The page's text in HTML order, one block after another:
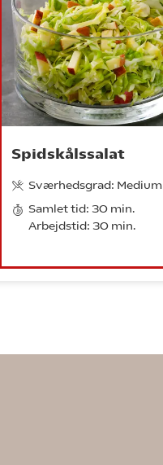
Spidskålssalat
Sværhedsgrad: Medium
Samlet tid: 30 min.
Arbejdstid: 30 min.